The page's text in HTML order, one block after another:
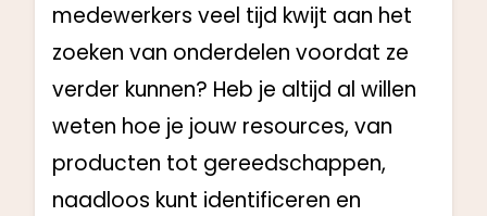
medewerkers veel tijd kwijt aan het
zoeken van onderdelen voordat ze
verder kunnen? Heb je altijd al willen
weten hoe je jouw resources, van
producten tot gereedschappen,
naadloos kunt identificeren en